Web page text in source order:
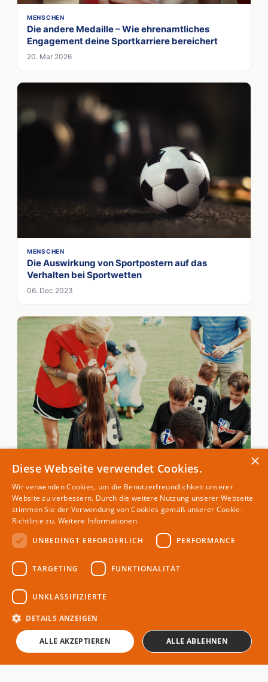
MENSCHEN
Die andere Medaille – Wie ehrenamtliches
Engagement deine Sportkarriere bereichert
20. Mar 2026
MENSCHEN
Die Auswirkung von Sportpostern auf das
Verhalten bei Sportwetten
06. Dec 2023
MENSCHEN
10 Schritte um ein Jugendsportteam zu starten
24. Jun 2022
Magazin für Spitzensportler
Kommunikation
Lifestyle
Menschen
×
Diese Webseite verwendet Cookies.
Wir verwenden Cookies, um die Benutzerfreundlichkeit unserer
Website zu verbessern. Durch die weitere Nutzung unserer Webseite
stimmen Sie der Verwendung von Cookies gemäß unserer Cookie-
Richtlinie zu. Weitere Informationen
UNBEDINGT ERFORDERLICH
PERFORMANCE
TARGETING FUNKTIONALITÄT
UNKLASSIFIZIERTE
DETAILS ANZEIGEN
ALLE AKZEPTIEREN ALLE ABLEHNEN